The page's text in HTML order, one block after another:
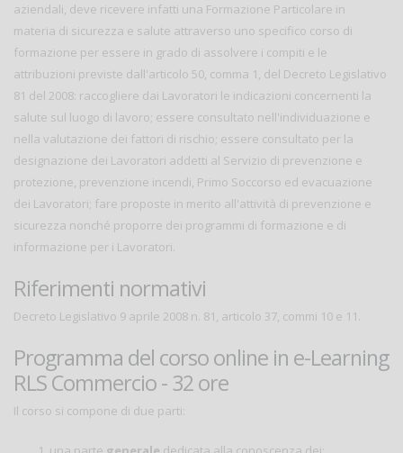
aziendali, deve ricevere infatti una Formazione Particolare in
materia di sicurezza e salute attraverso uno specifico corso di
formazione per essere in grado di assolvere i compiti e le
attribuzioni previste dall'articolo 50, comma 1, del Decreto Legislativo
81 del 2008: raccogliere dai Lavoratori le indicazioni concernenti la
salute sul luogo di lavoro; essere consultato nell'individuazione e
nella valutazione dei fattori di rischio; essere consultato per la
designazione dei Lavoratori addetti al Servizio di prevenzione e
protezione, prevenzione incendi, Primo Soccorso ed evacuazione
dei Lavoratori; fare proposte in merito all'attività di prevenzione e
sicurezza nonché proporre dei programmi di formazione e di
informazione per i Lavoratori.
Riferimenti normativi
Decreto Legislativo 9 aprile 2008 n. 81, articolo 37, commi 10 e 11.
Programma del corso online in e-Learning
RLS Commercio - 32 ore
Il corso si compone di due parti: